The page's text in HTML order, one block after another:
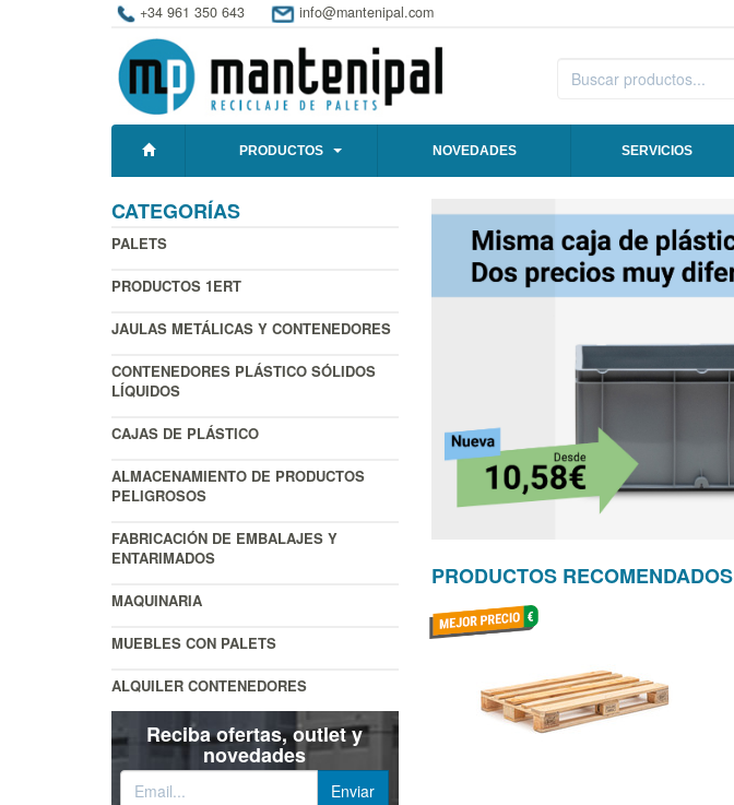
+34 961 350 643 info@mantenipal.com
PRODUCTOS NOVEDADES SERVICIOS
CATEGORÍAS
PALETS
PRODUCTOS 1ERT
JAULAS METÁLICAS Y CONTENEDORES
CONTENEDORES PLÁSTICO SÓLIDOS
LÍQUIDOS
CAJAS DE PLÁSTICO
ALMACENAMIENTO DE PRODUCTOS
PELIGROSOS
FABRICACIÓN DE EMBALAJES Y
ENTARIMADOS
MAQUINARIA
MUEBLES CON PALETS
ALQUILER CONTENEDORES
Reciba ofertas, outlet y
novedades
PRODUCTOS RECOMENDADOS